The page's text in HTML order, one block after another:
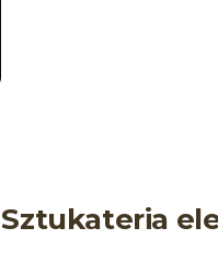
Sztukateria